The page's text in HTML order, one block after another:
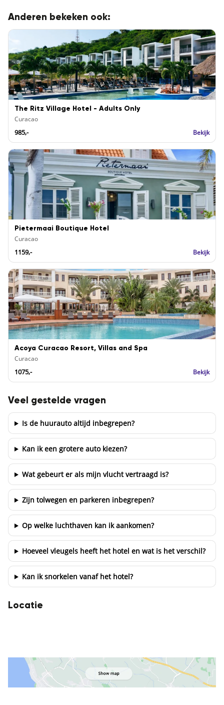
Anderen bekeken ook:
The Ritz Village Hotel - Adults Only
Curacao
985,- Bekijk
Pietermaai Boutique Hotel
Curacao
1159,- Bekijk
Acoya Curacao Resort, Villas and Spa
Curacao
1075,- Bekijk
Veel gestelde vragen
Is de huurauto altijd inbegrepen?
Kan ik een grotere auto kiezen?
Wat gebeurt er als mijn vlucht vertraagd is?
Zijn tolwegen en parkeren inbegrepen?
Op welke luchthaven kan ik aankomen?
Hoeveel vleugels heeft het hotel en wat is het verschil?
Kan ik snorkelen vanaf het hotel?
Locatie